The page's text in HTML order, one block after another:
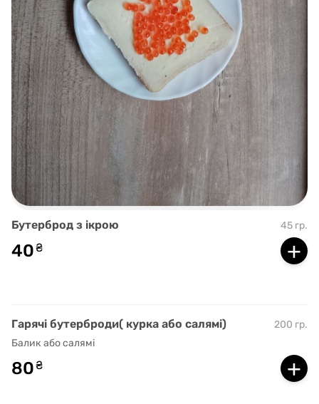
Бутерброд з ікрою 45 гр.
40₴ +
Гарячі бутерброди( курка або салямі)
200 гр.
Балик або салямі
80₴ +